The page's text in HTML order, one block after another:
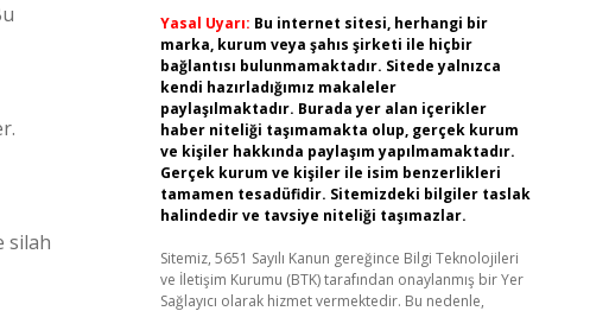
silah
Yasal Uyarı: Bu internet sitesi, herhangi bir
marka, kurum veya şahıs şirketi ile hiçbir
bağlantısı bulunmamaktadır. Sitede yalnızca
kendi hazırladığımız makaleler
paylaşılmaktadır. Burada yer alan içerikler
haber niteliği taşımamakta olup, gerçek kurum
ve kişiler hakkında paylaşım yapılmamaktadır.
Gerçek kurum ve kişiler ile isim benzerlikleri
tamamen tesadüfidir. Sitemizdeki bilgiler taslak
halindedir ve tavsiye niteliği taşımazlar.
Sitemiz, 5651 Sayılı Kanun gereğince Bilgi Teknolojileri
ve İletişim Kurumu (BTK) tarafından onaylanmış bir Yer
Sağlayıcı olarak hizmet vermektedir. Bu nedenle,